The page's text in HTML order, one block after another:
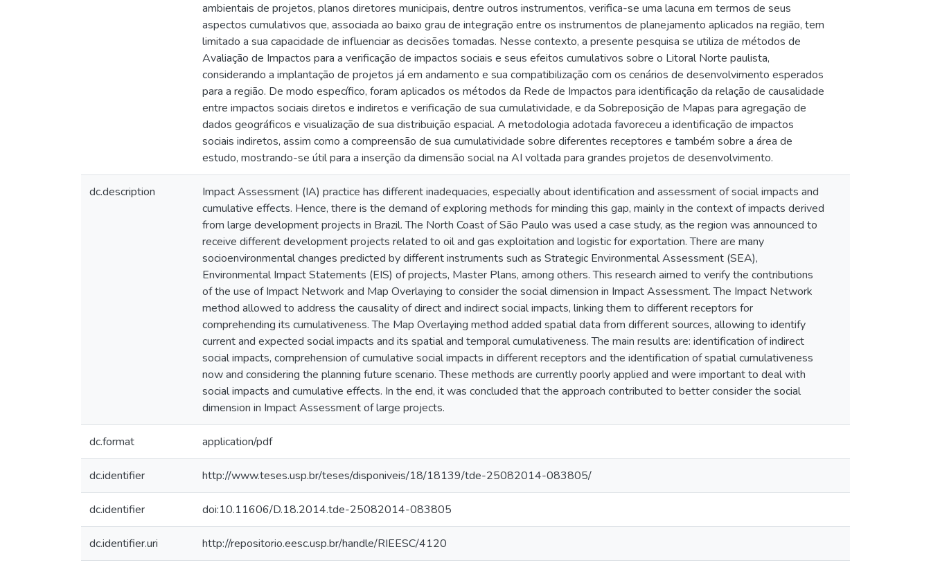
ambientais de projetos, planos diretores municipais, dentre outros instrumentos, verifica-se uma lacuna em termos de seus
aspectos cumulativos que, associada ao baixo grau de integração entre os instrumentos de planejamento aplicados na região, tem
limitado a sua capacidade de influenciar as decisões tomadas. Nesse contexto, a presente pesquisa se utiliza de métodos de
Avaliação de Impactos para a verificação de impactos sociais e seus efeitos cumulativos sobre o Litoral Norte paulista,
considerando a implantação de projetos já em andamento e sua compatibilização com os cenários de desenvolvimento esperados
para a região. De modo específico, foram aplicados os métodos da Rede de Impactos para identificação da relação de causalidade
entre impactos sociais diretos e indiretos e verificação de sua cumulatividade, e da Sobreposição de Mapas para agregação de
dados geográficos e visualização de sua distribuição espacial. A metodologia adotada favoreceu a identificação de impactos
sociais indiretos, assim como a compreensão de sua cumulatividade sobre diferentes receptores e também sobre a área de
estudo, mostrando-se útil para a inserção da dimensão social na AI voltada para grandes projetos de desenvolvimento.
dc.description
Impact Assessment (IA) practice has different inadequacies, especially about identification and assessment of social impacts and
cumulative effects. Hence, there is the demand of exploring methods for minding this gap, mainly in the context of impacts derived
from large development projects in Brazil. The North Coast of São Paulo was used a case study, as the region was announced to
receive different development projects related to oil and gas exploitation and logistic for exportation. There are many
socioenvironmental changes predicted by different instruments such as Strategic Environmental Assessment (SEA),
Environmental Impact Statements (EIS) of projects, Master Plans, among others. This research aimed to verify the contributions
of the use of Impact Network and Map Overlaying to consider the social dimension in Impact Assessment. The Impact Network
method allowed to address the causality of direct and indirect social impacts, linking them to different receptors for
comprehending its cumulativeness. The Map Overlaying method added spatial data from different sources, allowing to identify
current and expected social impacts and its spatial and temporal cumulativeness. The main results are: identification of indirect
social impacts, comprehension of cumulative social impacts in different receptors and the identification of spatial cumulativeness
now and considering the planning future scenario. These methods are currently poorly applied and were important to deal with
social impacts and cumulative effects. In the end, it was concluded that the approach contributed to better consider the social
dimension in Impact Assessment of large projects.
dc.format application/pdf
dc.identifier http://www.teses.usp.br/teses/disponiveis/18/18139/tde-25082014-083805/
dc.identifier doi:10.11606/D.18.2014.tde-25082014-083805
dc.identifier.uri http://repositorio.eesc.usp.br/handle/RIEESC/4120